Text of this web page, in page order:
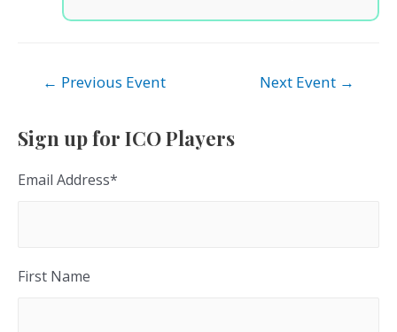
← Previous Event Next Event →
Sign up for ICO Players
Email Address*
First Name